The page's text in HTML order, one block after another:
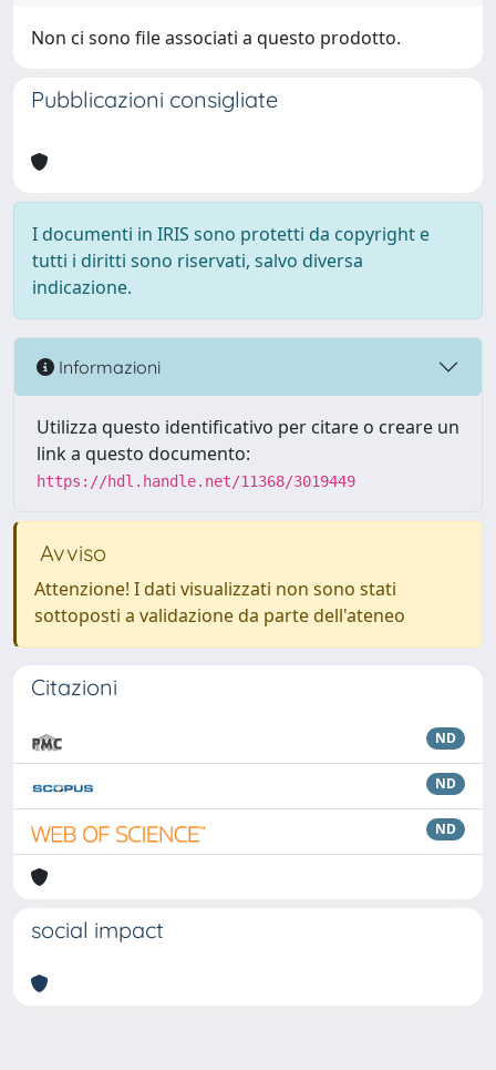
Non ci sono file associati a questo prodotto.
Pubblicazioni consigliate
I documenti in IRIS sono protetti da copyright e
tutti i diritti sono riservati, salvo diversa
indicazione.
Informazioni
Utilizza questo identificativo per citare o creare un
link a questo documento:
https://hdl.handle.net/11368/3019449
Avviso
Attenzione! I dati visualizzati non sono stati
sottoposti a validazione da parte dell'ateneo
Citazioni
ND
ND
ND
social impact